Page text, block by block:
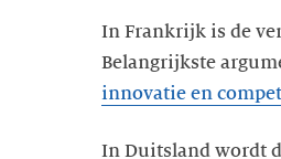
In Frankrijk is de
Belangrijkste
innovatie en
In Duitsland wordt